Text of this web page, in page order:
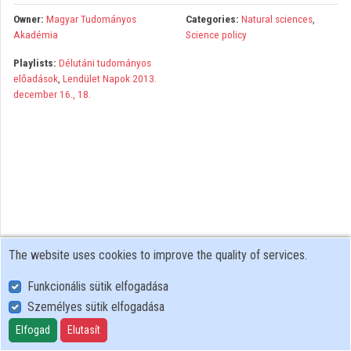
Organizations
Owner: Magyar Tudományos
Akadémia
Categories: Natural sciences,
Science policy
Playlists: Délutáni tudományos
előadások, Lendület Napok 2013.
december 16., 18.
User Policy
Adatkezelési tájékoztató (en)
Cookie Policy
The website uses cookies to improve the quality of services.
Funkcionális sütik elfogadása
Személyes sütik elfogadása
Elfogad Elutasít